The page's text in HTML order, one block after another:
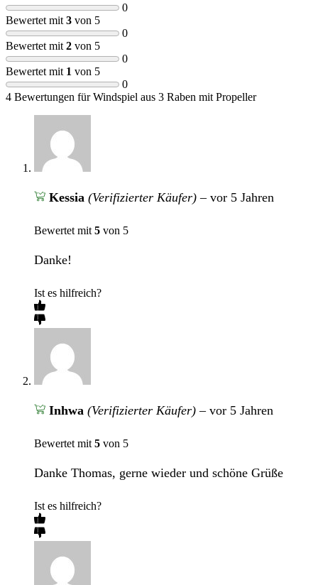
0
Bewertet mit 3 von 5
0
Bewertet mit 2 von 5
0
Bewertet mit 1 von 5
0
4 Bewertungen fürWindspiel aus 3 Raben mit Propeller
Kessia (Verifizierter Käufer) – vor 5 Jahren
Bewertet mit 5 von 5
Danke!
Ist es hilfreich?
Inhwa (Verifizierter Käufer) – vor 5 Jahren
Bewertet mit 5 von 5
Danke Thomas, gerne wieder und schöne Grüße
Ist es hilfreich?